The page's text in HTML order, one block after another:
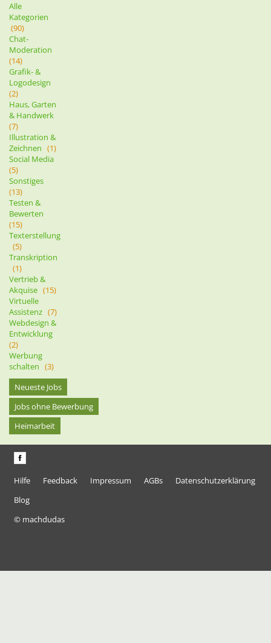
Alle
Kategorien
(90)
Chat-
Moderation
(14)
Grafik- &
Logodesign
(2)
Haus, Garten
& Handwerk
(7)
Illustration &
Zeichnen (1)
Social Media
(5)
Sonstiges
(13)
Testen &
Bewerten
(15)
Texterstellung
(5)
Transkription
(1)
Vertrieb &
Akquise (15)
Virtuelle
Assistenz (7)
Webdesign &
Entwicklung
(2)
Werbung
schalten (3)
Neueste Jobs
Jobs ohne Bewerbung
Heimarbeit
Hilfe Feedback Impressum AGBs
Datenschutzerklärung
Blog
© machdudas